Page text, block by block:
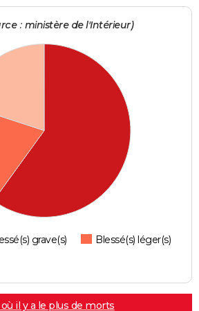
: ministère de l'Intérieur)
grave(s)
Blessé(s) léger(s)
il y a le plus de morts